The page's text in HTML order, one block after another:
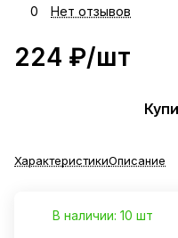
0 Нет отзывов
224 ₽/шт
ХарактеристикиОписание
В наличии: 10 шт